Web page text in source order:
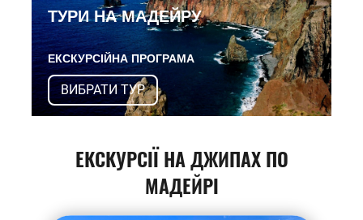
ТУРИ НА МАДЕЙРУ
ЕКСКУРСІЙНА ПРОГРАМА
ВИБРАТИ ТУР
ЕКСКУРСІЇ НА ДЖИПАХ ПО
МАДЕЙРІ